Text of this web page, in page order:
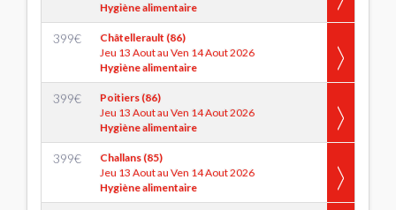
Hygiène alimentaire
399€
Châtellerault (86)
Jeu 13 Aout au Ven 14 Aout 2026
Hygiène alimentaire
399€
Poitiers (86)
Jeu 13 Aout au Ven 14 Aout 2026
Hygiène alimentaire
399€
Challans (85)
Jeu 13 Aout au Ven 14 Aout 2026
Hygiène alimentaire